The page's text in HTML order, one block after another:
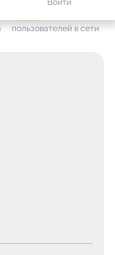
пользователей в сети